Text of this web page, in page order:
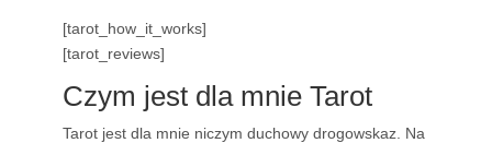
[tarot_how_it_works]
[tarot_reviews]
Czym jest dla mnie Tarot
Tarot jest dla mnie niczym duchowy drogowskaz. Na